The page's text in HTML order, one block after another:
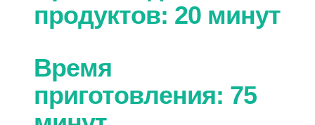
продуктов: 20 минут
Время
приготовления: 75